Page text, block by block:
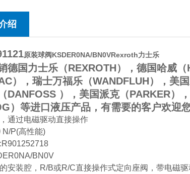
绍
原装球阀KSDER0NA/BN0VRexroth力士乐
德国力士乐（REXROTH），德国哈威
），瑞士万福乐（WANDFLUH），美
DANFOSS ），美国派克（PARKER）
）等进口液压产品，有需要的客户欢迎
通过电磁驱动直接操作
N/P(高性能)
BN0V
安装腔，R/B或R/C直接操作式定向座阀，带电磁